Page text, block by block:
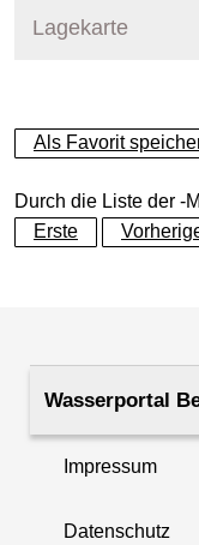
Lagekarte
+
−
Als Favorit
Durch die Liste der -
Erste
Wasserportal
Impressum
Datenschutz